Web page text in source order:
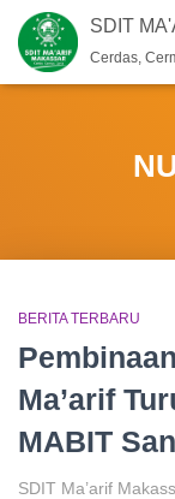
SDIT
Cerdas,
BERITA TERBARU
Ma’arif
MABIT
SDIT Ma’arif